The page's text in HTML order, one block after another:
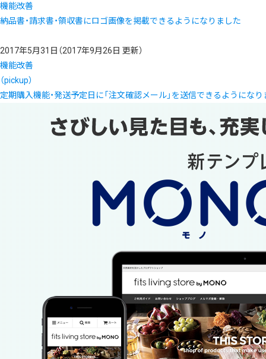
機能改善
納品書・請求書・領収書にロゴ画像を掲載できるようになりました
2017年5月31日 （2017年9月26日 更新）
機能改善
（pickup）
定期購入機能・発送予定日に「注文確認メール」を送信できるようになり